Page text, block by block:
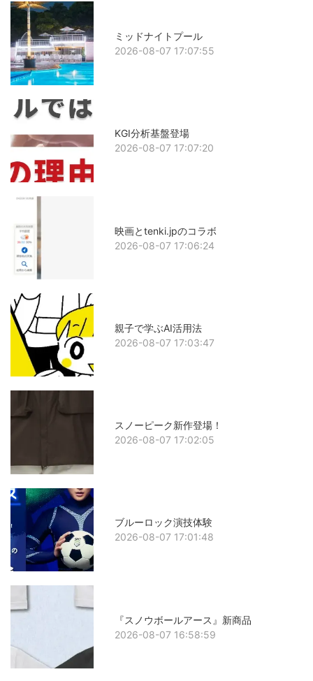
ミッドナイトプール
2026-08-07 17:07:55
KGI分析基盤登場
2026-08-07 17:07:20
映画とtenki.jpのコラボ
2026-08-07 17:06:24
親子で学ぶAI活用法
2026-08-07 17:03:47
スノーピーク新作登場！
2026-08-07 17:02:05
ブルーロック演技体験
2026-08-07 17:01:48
『スノウボールアース』新商品
2026-08-07 16:58:59